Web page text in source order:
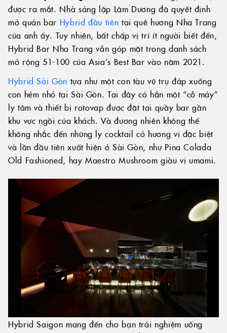
được ra mắt. Nhà sáng lập Lâm Dương đã quyết định
mở quán bar Hybrid đầu tiên tại quê hương Nha Trang
của anh ấy. Tuy nhiên, bất chấp vị trí ít người biết đến,
Hybrid Bar Nha Trang vẫn góp mặt trong danh sách
mở rộng 51-100 của Asia’s Best Bar vào năm 2021.
Hybrid Sài Gòn tựa như một con tàu vũ trụ đáp xuống
con hẻm nhỏ tại Sài Gòn. Tại đây có hẳn một “cỗ máy”
ly tâm và thiết bị rotovap được đặt tại quầy bar gần
khu vực ngồi của khách. Và đương nhiên không thể
không nhắc đến những ly cocktail có hương vị đặc biệt
và lần đầu tiên xuất hiện ở Sài Gòn, như Pina Colada
Old Fashioned, hay Maestro Mushroom giàu vị umami.
Hybrid Saigon mang đến cho bạn trải nghiệm uống